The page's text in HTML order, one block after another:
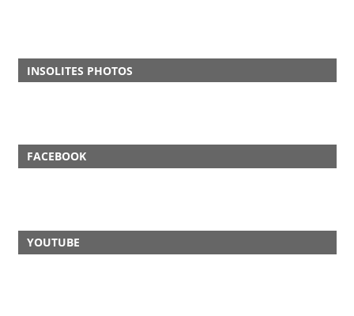
INSOLITES PHOTOS
FACEBOOK
YOUTUBE